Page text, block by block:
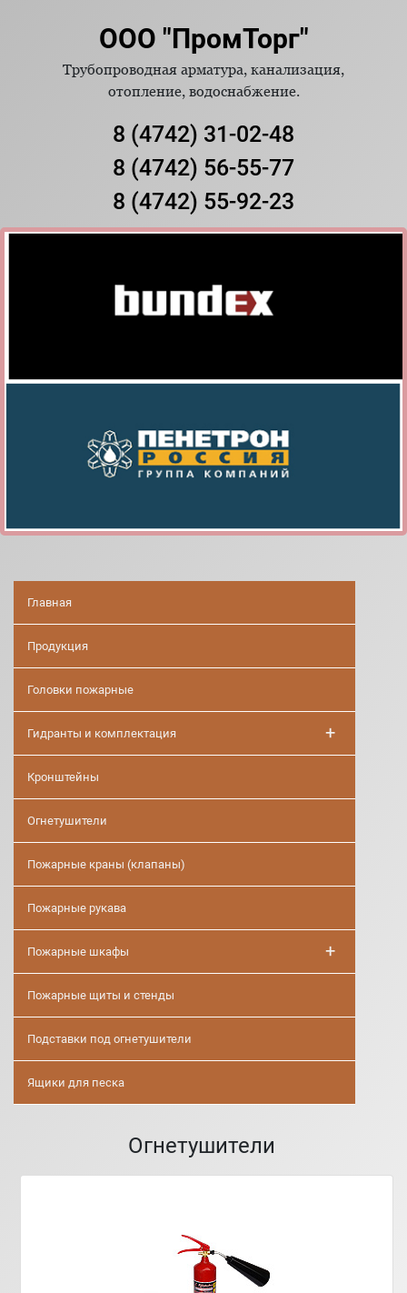
ООО "ПромТорг"
Трубопроводная арматура, канализация,
отопление, водоснабжение.
8 (4742) 31-02-48
8 (4742) 56-55-77
8 (4742) 55-92-23
Главная
Продукция
Головки пожарные
Гидранты и комплектация +
Кронштейны
Огнетушители
Пожарные краны (клапаны)
Пожарные рукава
Пожарные шкафы +
Пожарные щиты и стенды
Подставки под огнетушители
Ящики для песка
Огнетушители